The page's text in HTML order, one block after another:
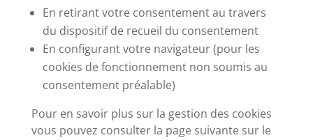
En retirant votre consentement au travers
du dispositif de recueil du consentement
En configurant votre navigateur (pour les
cookies de fonctionnement non soumis au
consentement préalable)
Pour en savoir plus sur la gestion des cookies
vous pouvez consulter la page suivante sur le